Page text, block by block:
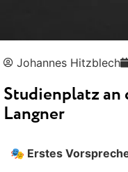
Johannes Hitzblech
Studienplatz
Langner
🎭 Erstes